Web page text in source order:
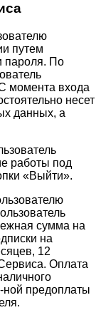
путем
пароля. По
момента входа
несет
данных, а
работы под
«Выйти».
сумма на
на
12
Оплата
ной предоплаты